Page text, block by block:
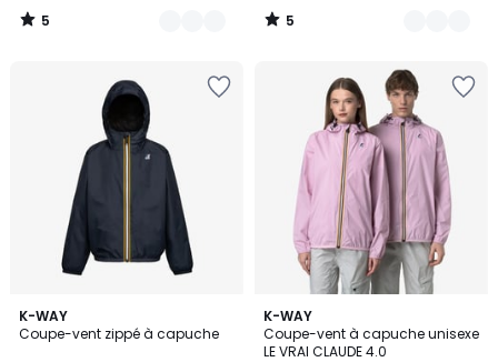
5
/
5
/
K-WAY
Coupe-vent zippé à capuche
K-WAY
Coupe-vent à capuche unisexe
LE VRAI CLAUDE 4.0
2
Couleurs